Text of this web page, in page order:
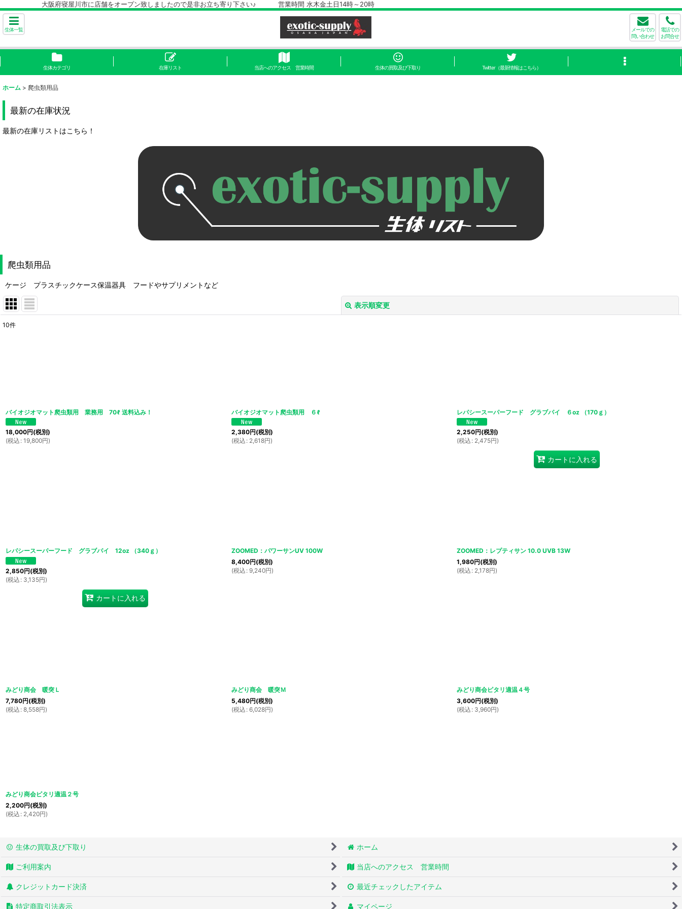
大阪府寝屋川市に店舗をオープン致しましたので是非お立ち寄り下さい♪ 営業時間 水木金土日14時～20時
生体一覧
メールでの
問い合わせ
電話での
お問合せ
生体カテゴリ 在庫リスト 当店へのアクセス 営業時間 生体の買取及び下取り Twitter（最新情報はこちら）
ホーム > 爬虫類用品
最新の在庫状況
最新の在庫リストはこちら！
爬虫類用品
ケージ プラスチックケース保温器具 フードやサプリメントなど
表示順変更
10件
バイオジオマット爬虫類用 業務用 70ℓ 送料込み！
18,000円(税別)
(税込 : 19,800円)
バイオジオマット爬虫類用 ６ℓ
2,380円(税別)
(税込 : 2,618円)
レパシースーパーフード グラブパイ ６oz （170ｇ）
2,250円(税別)
(税込 : 2,475円)
カートに入れる
レパシースーパーフード グラブパイ 12oz （340ｇ）
2,850円(税別)
(税込 : 3,135円)
カートに入れる
ZOOMED：パワーサンUV 100W
8,400円(税別)
(税込 : 9,240円)
ZOOMED：レプティサン 10.0 UVB 13W
1,980円(税別)
(税込 : 2,178円)
みどり商会 暖突Ｌ
7,780円(税別)
(税込 : 8,558円)
みどり商会 暖突Ｍ
5,480円(税別)
(税込 : 6,028円)
みどり商会ピタリ適温４号
3,600円(税別)
(税込 : 3,960円)
みどり商会ピタリ適温２号
2,200円(税別)
(税込 : 2,420円)
生体の買取及び下取り ホーム
ご利用案内 当店へのアクセス 営業時間
クレジットカード決済 最近チェックしたアイテム
特定商取引法表示 マイページ